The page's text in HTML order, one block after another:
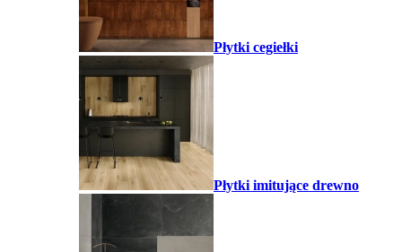
Płytki cegiełki
Płytki imitujące drewno